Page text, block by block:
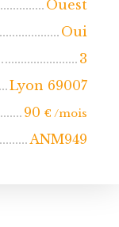
Ouest
Oui
3
Lyon 69007
90 € /mois
ANM949